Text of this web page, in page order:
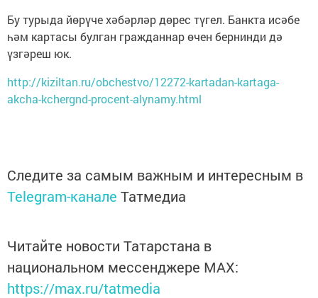
Бу турыда йөрүче хәбәрләр дөрес түгел. Банкта исәбе
һәм картасы булган гражданнар өчен бернинди дә
үзгәреш юк.
http://kiziltan.ru/obchestvo/12272-kartadan-kartaga-
akcha-kchergnd-procent-alynamy.html
Следите за самым важным и интересным в
Telegram-канале Татмедиа
Читайте новости Татарстана в
национальном мессенджере MАХ:
https://max.ru/tatmedia